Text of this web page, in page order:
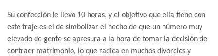
Su confección le llevo 10 horas, y el objetivo que ella tiene con
este traje es el de simbolizar el hecho de que un número muy
elevado de gente se apresura a la hora de tomar la decisión de
contraer matrimonio, lo que radica en muchos divorcios y